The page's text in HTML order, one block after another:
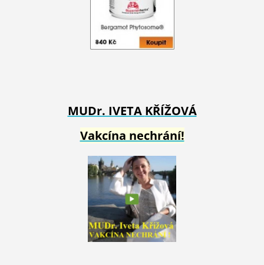
MUDr. IVETA KŘÍŽOVÁ
Vakcína nechrání!